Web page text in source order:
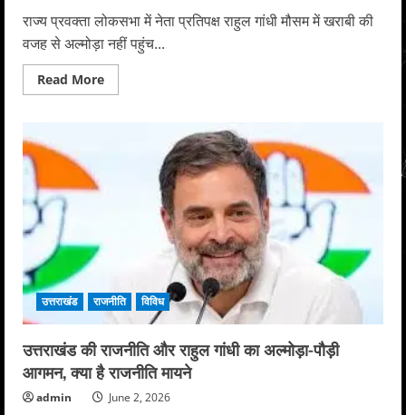
राज्य प्रवक्ता लोकसभा में नेता प्रतिपक्ष राहुल गांधी मौसम में खराबी की
वजह से अल्मोड़ा नहीं पहुंच...
Read MoreRead
more
संसाधनों
का
बाहर
लोग
कर
रहे
उपयोग
उत्तराखंड राजनीति विविध
उत्तराखंड की राजनीति और राहुल गांधी का अल्मोड़ा-पौड़ी
आगमन, क्या है राजनीति मायने
admin June 2, 2026